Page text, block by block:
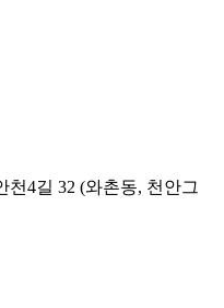
4길 32 (와촌동, 천안그